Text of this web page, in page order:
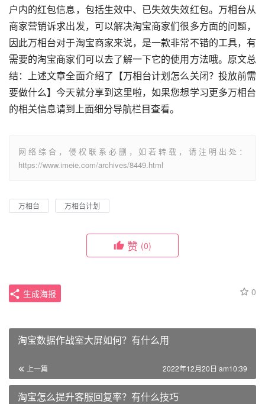
户内的红包信息，包括生效中、已失效失效红包。万相台从
商家营销诉求出发，可以解决淘宝商家们很多方面的问题，
因此万相台对于淘宝商家来说，是一款非常不错的工具，有
需要的淘宝商家们可以去了解一下它的使用方法哦。原文总
结：上述文章全面介绍了【万相台计划怎么关闭？投放前需
要做什么】今天就分享到这里啦，如果您想学习更多万相台
的相关信息请到上面细分导航栏目查看。
网络综合，侵权联系必删，如若转载，请注明出处：
https://www.imeie.com/archives/8449.html
万相台 万相台计划
赞 (0)
0
生成海报
淘宝数据作战室大屏如何？有什么用
上一篇 2022年12月20日 am10:39
淘宝怎么提升客服回复率？有什么技巧